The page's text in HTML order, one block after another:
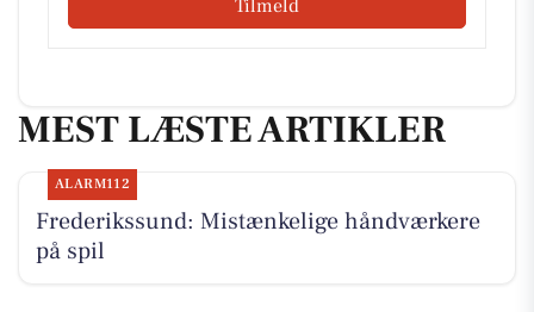
Tilmeld
MEST LÆSTE ARTIKLER
ALARM112
Frederikssund: Mistænkelige håndværkere
på spil